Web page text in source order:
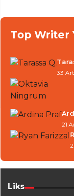
Top Writer
33
21
Liks